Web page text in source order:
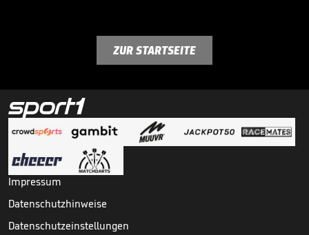
ZUR STARTSEITE
Impressum
Datenschutzhinweise
Datenschutzeinstellungen